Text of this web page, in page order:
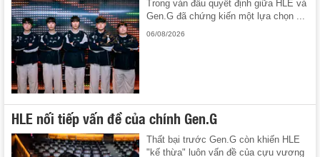
Trong ván đấu quyết định giữa HLE và
Gen.G đã chứng kiến một lựa chọn ...
06/08/2026
HLE nối tiếp vấn đề của chính Gen.G
Thất bại trước Gen.G còn khiến HLE
"kế thừa" luôn vấn đề của cựu vương